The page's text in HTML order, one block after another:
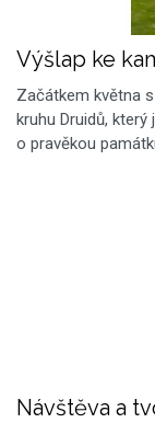
Výšlap ke
Začátkem května
kruhu Druidů,
o pravěkou
Návštěva a